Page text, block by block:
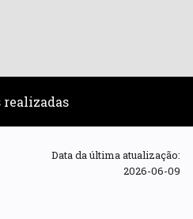
realizadas
Data da última atualização:
2026-06-09